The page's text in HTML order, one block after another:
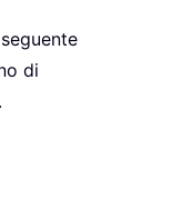
di